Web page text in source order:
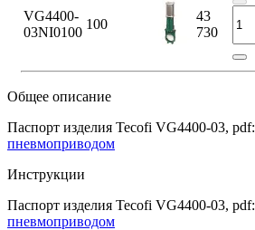
VG4400-
03NI0100
100
43
730
Общее описание
Паспорт изделия Tecofi VG4400-03, pdf:
пневмоприводом
Инструкции
Паспорт изделия Tecofi VG4400-03, pdf:
пневмоприводом